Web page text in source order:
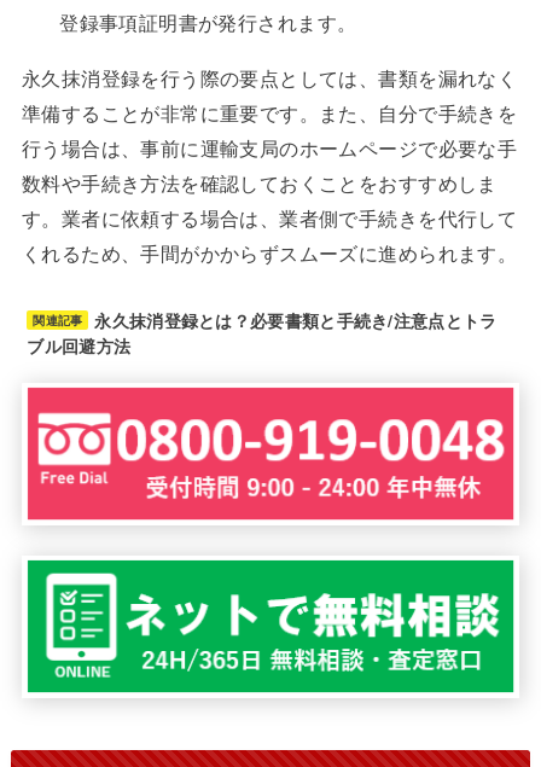
登録事項証明書が発行されます。
永久抹消登録を行う際の要点としては、書類を漏れなく
準備することが非常に重要です。また、自分で手続きを
行う場合は、事前に運輸支局のホームページで必要な手
数料や手続き方法を確認しておくことをおすすめしま
す。業者に依頼する場合は、業者側で手続きを代行して
くれるため、手間がかからずスムーズに進められます。
関連記事
永久抹消登録とは？必要書類と手続き/注意点とトラ
ブル回避方法